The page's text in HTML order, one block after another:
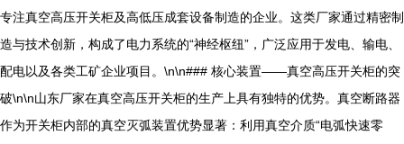
专注真空高压开关柜及高低压成套设备制造的企业。这类厂家通过精密制
造与技术创新，构成了电力系统的“神经枢纽”，广泛应用于发电、输电、
配电以及各类工矿企业项目。\n\n### 核心装置——真空高压开关柜的突
破\n\n山东厂家在真空高压开关柜的生产上具有独特的优势。真空断路器
作为开关柜内部的真空灭弧装置优势显著：利用真空介质“电弧快速零